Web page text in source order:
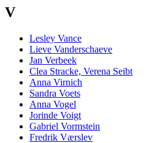
V
Lesley Vance
Lieve Vanderschaeve
Jan Verbeek
Clea Stracke, Verena Seibt
Anna Virnich
Sandra Voets
Anna Vogel
Jorinde Voigt
Gabriel Vormstein
Fredrik Værslev